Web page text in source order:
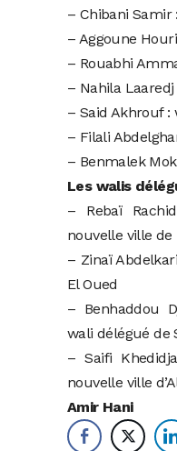
– Chibani Samir
– Aggoune
– Rouabhi
– Nahila
– Said Akhrouf :
– Filali
– Benmalek
Les walis
– Rebaï
nouvelle ville de
– Zinaï
El Oued
– Benhaddou
wali délégué de
– Saifi
nouvelle ville
Amir Hani